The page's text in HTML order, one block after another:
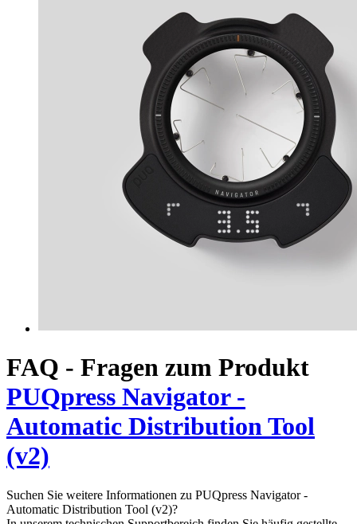
FAQ - Fragen zum Produkt
PUQpress Navigator -
Automatic Distribution Tool
(v2)
Suchen Sie weitere Informationen zu PUQpress Navigator -
Automatic Distribution Tool (v2)?